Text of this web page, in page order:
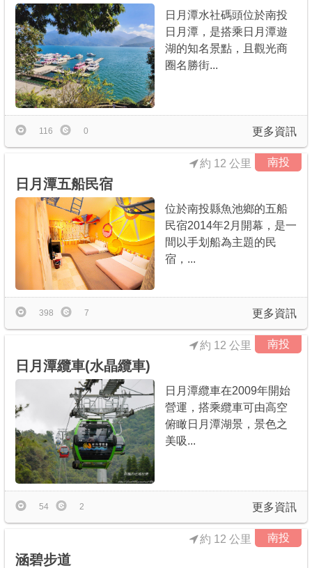
日月潭水社碼頭位於南投
日月潭，是搭乘日月潭遊
湖的知名景點，且觀光商
圈名勝街...
更多資訊
116 0
南投
日月潭五船民宿
約 12 公里
位於南投縣魚池鄉的五船
民宿2014年2月開幕，是一
間以手划船為主題的民
宿，...
更多資訊
398 7
南投
日月潭纜車(水晶纜車)
約 12 公里
日月潭纜車在2009年開始
營運，搭乘纜車可由高空
俯瞰日月潭湖景，景色之
美吸...
更多資訊
54 2
南投
涵碧步道
約 12 公里